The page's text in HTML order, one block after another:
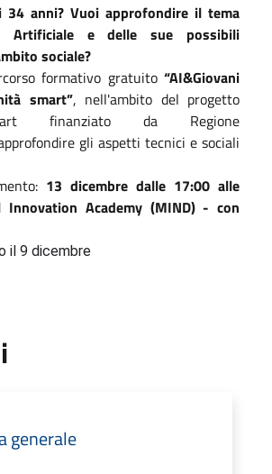
anni? Vuoi approfondire il tema
Artificiale e delle sue possibili
sociale?
formativo gratuito “AI&Giovani
smart”, nell'ambito del progetto
finanziato da Regione
gli aspetti tecnici e sociali
13 dicembre dalle 17:00 alle
Innovation Academy (MIND) - con
il 9 dicembre
generale